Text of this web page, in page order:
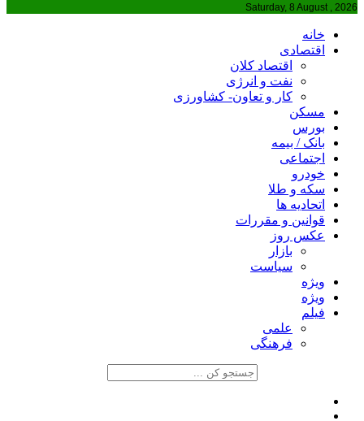
Saturday, 8 August , 2026
خانه
اقتصادی
اقتصاد کلان
نفت و انرژی
کار و تعاون- کشاورزی
مسکن
بورس
بانک / بیمه
اجتماعی
خودرو
سکه و طلا
اتحادیه ها
قوانین و مقررات
عکس روز
بازار
سیاست
ویژه
ویژه
فیلم
علمی
فرهنگی